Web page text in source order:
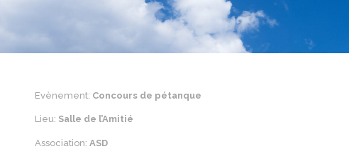
Evènement: Concours de pétanque
Lieu: Salle de l’Amitié
Association: ASD